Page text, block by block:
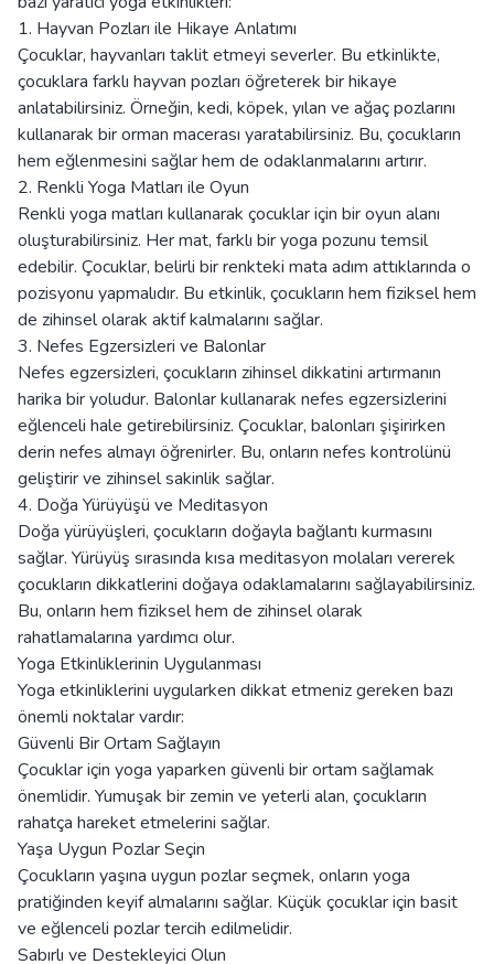
1. Hayvan Pozları ile Hikaye Anlatımı
Çocuklar, hayvanları taklit etmeyi severler. Bu etkinlikte,
çocuklara farklı hayvan pozları öğreterek bir hikaye
anlatabilirsiniz. Örneğin, kedi, köpek, yılan ve ağaç pozlarını
kullanarak bir orman macerası yaratabilirsiniz. Bu, çocukların
hem eğlenmesini sağlar hem de odaklanmalarını artırır.
2. Renkli Yoga Matları ile Oyun
Renkli yoga matları kullanarak çocuklar için bir oyun alanı
oluşturabilirsiniz. Her mat, farklı bir yoga pozunu temsil
edebilir. Çocuklar, belirli bir renkteki mata adım attıklarında o
pozisyonu yapmalıdır. Bu etkinlik, çocukların hem fiziksel hem
de zihinsel olarak aktif kalmalarını sağlar.
3. Nefes Egzersizleri ve Balonlar
Nefes egzersizleri, çocukların zihinsel dikkatini artırmanın
harika bir yoludur. Balonlar kullanarak nefes egzersizlerini
eğlenceli hale getirebilirsiniz. Çocuklar, balonları şişirirken
derin nefes almayı öğrenirler. Bu, onların nefes kontrolünü
geliştirir ve zihinsel sakinlik sağlar.
4. Doğa Yürüyüşü ve Meditasyon
Doğa yürüyüşleri, çocukların doğayla bağlantı kurmasını
sağlar. Yürüyüş sırasında kısa meditasyon molaları vererek
çocukların dikkatlerini doğaya odaklamalarını sağlayabilirsiniz.
Bu, onların hem fiziksel hem de zihinsel olarak
rahatlamalarına yardımcı olur.
Yoga Etkinliklerinin Uygulanması
Yoga etkinliklerini uygularken dikkat etmeniz gereken bazı
önemli noktalar vardır:
Güvenli Bir Ortam Sağlayın
Çocuklar için yoga yaparken güvenli bir ortam sağlamak
önemlidir. Yumuşak bir zemin ve yeterli alan, çocukların
rahatça hareket etmelerini sağlar.
Yaşa Uygun Pozlar Seçin
Çocukların yaşına uygun pozlar seçmek, onların yoga
pratiğinden keyif almalarını sağlar. Küçük çocuklar için basit
ve eğlenceli pozlar tercih edilmelidir.
Sabırlı ve Destekleyici Olun